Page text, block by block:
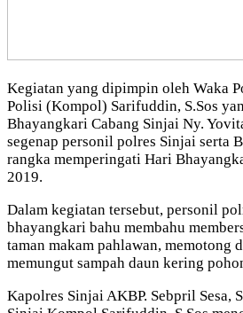
Kegiatan yang dipimpin oleh Waka
Polisi (Kompol) Sarifuddin, S.Sos
Bhayangkari Cabang Sinjai Ny.
segenap personil polres Sinjai serta
rangka memperingati Hari
2019.
Dalam kegiatan tersebut, personil
bhayangkari bahu membahu
taman makam pahlawan, memotong
memungut sampah daun kering
Kapolres Sinjai AKBP. Sebpril Sesa,